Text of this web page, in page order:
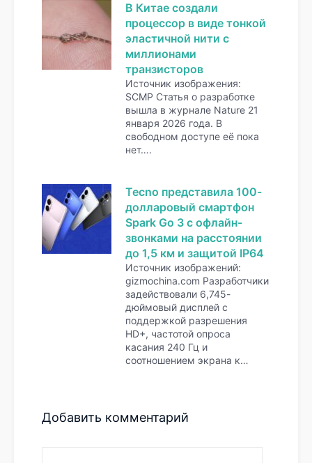
В Китае создали
процессор в виде тонкой
эластичной нити с
миллионами
транзисторов
Источник изображения:
SCMP Статья о разработке
вышла в журнале Nature 21
января 2026 года. В
свободном доступе её пока
нет….
Tecno представила 100-
долларовый смартфон
Spark Go 3 с офлайн-
звонками на расстоянии
до 1,5 км и защитой IP64
Источник изображений:
gizmochina.com Разработчики
задействовали 6,745-
дюймовый дисплей с
поддержкой разрешения
HD+, частотой опроса
касания 240 Гц и
соотношением экрана к…
Добавить комментарий